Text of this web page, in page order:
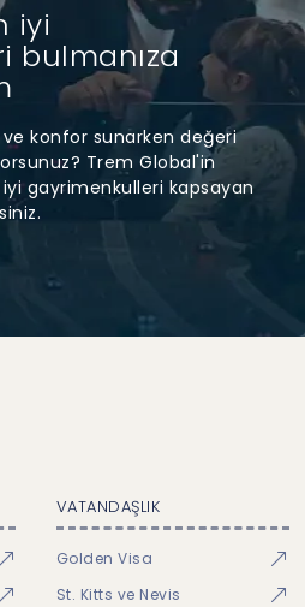
iyi
bulmanıza
ve konfor sunarken değeri
Trem Global'in
gayrimenkulleri kapsayan
VATANDAŞLIK
Golden Visa
St. Kitts ve Nevis